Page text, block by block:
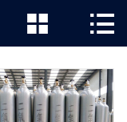
 